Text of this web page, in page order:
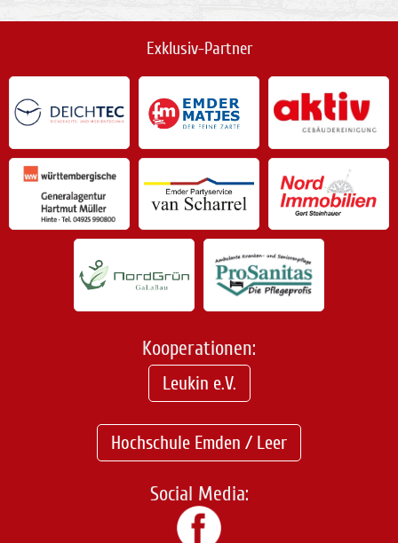
Exklusiv-Partner
Kooperationen:
Leukin e.V.
Hochschule Emden / Leer
Social Media: